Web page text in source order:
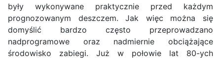
były wykonywane praktycznie przed każdym
prognozowanym deszczem. Jak więc można się
domyślić bardzo często przeprowadzano
nadprogramowe oraz nadmiernie obciążające
środowisko zabiegi. Już w połowie lat 80-ych